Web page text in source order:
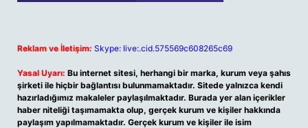
Reklam ve İletişim: Skype: live:.cid.575569c608265c69
Yasal Uyarı: Bu internet sitesi, herhangi bir marka, kurum veya şahıs
şirketi ile hiçbir bağlantısı bulunmamaktadır. Sitede yalnızca kendi
hazırladığımız makaleler paylaşılmaktadır. Burada yer alan içerikler
haber niteliği taşımamakta olup, gerçek kurum ve kişiler hakkında
paylaşım yapılmamaktadır. Gerçek kurum ve kişiler ile isim